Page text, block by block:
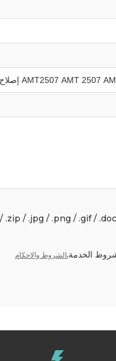
الخدمة,الشروط والاحكام